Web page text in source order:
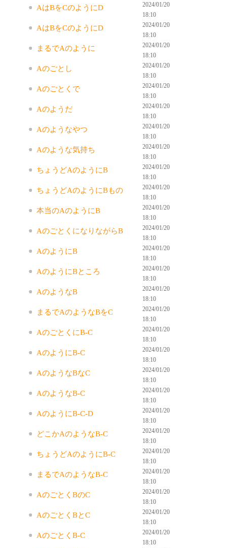
AはBをCのようにD
2024/01/20
18:10
AはBをCのようにD
2024/01/20
18:10
まるでAのように
2024/01/20
18:10
Aのごとし
2024/01/20
18:10
Aのごとくで
2024/01/20
18:10
Aのようだ
2024/01/20
18:10
Aのようなやつ
2024/01/20
18:10
Aのような気持ち
2024/01/20
18:10
ちょうどAのようにB
2024/01/20
18:10
ちょうどAのようにBもの
2024/01/20
18:10
本当のAのようにB
2024/01/20
18:10
AのごとくになりながらB
2024/01/20
18:10
AのようにB
2024/01/20
18:10
AのようにBところ
2024/01/20
18:10
AのようなB
2024/01/20
18:10
まるでAのようなBをC
2024/01/20
18:10
AのごとくにB-C
2024/01/20
18:10
AのようにB-C
2024/01/20
18:10
AのようなBなC
2024/01/20
18:10
AのようなB-C
2024/01/20
18:10
AのようにB-C-D
2024/01/20
18:10
どこかAのようなB-C
2024/01/20
18:10
ちょうどAのようにB-C
2024/01/20
18:10
まるでAのようなB-C
2024/01/20
18:10
AのごとくBのC
2024/01/20
18:10
AのごとくBとC
2024/01/20
18:10
AのごとくB-C
2024/01/20
18:10